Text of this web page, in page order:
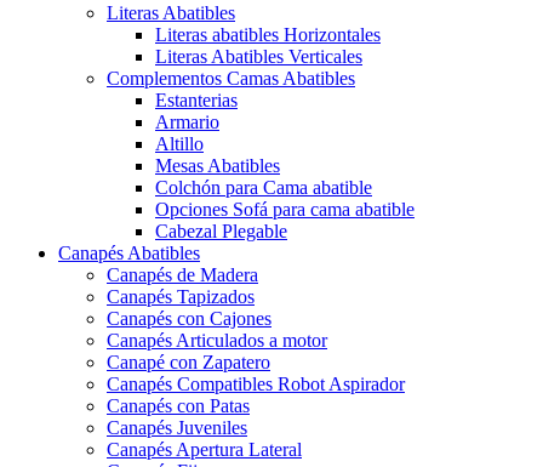
Literas Abatibles
Literas abatibles Horizontales
Literas Abatibles Verticales
Complementos Camas Abatibles
Estanterias
Armario
Altillo
Mesas Abatibles
Colchón para Cama abatible
Opciones Sofá para cama abatible
Cabezal Plegable
Canapés Abatibles
Canapés de Madera
Canapés Tapizados
Canapés con Cajones
Canapés Articulados a motor
Canapé con Zapatero
Canapés Compatibles Robot Aspirador
Canapés con Patas
Canapés Juveniles
Canapés Apertura Lateral